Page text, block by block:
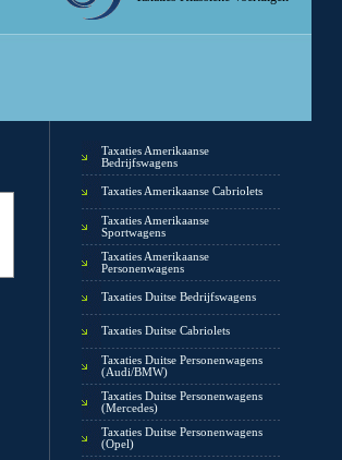
Taxaties Amerikaanse
Bedrijfswagens
Taxaties Amerikaanse Cabriolets
Taxaties Amerikaanse
Sportwagens
Taxaties Amerikaanse
Personenwagens
Taxaties Duitse Bedrijfswagens
Taxaties Duitse Cabriolets
Taxaties Duitse Personenwagens
(Audi/BMW)
Taxaties Duitse Personenwagens
(Mercedes)
Taxaties Duitse Personenwagens
(Opel)